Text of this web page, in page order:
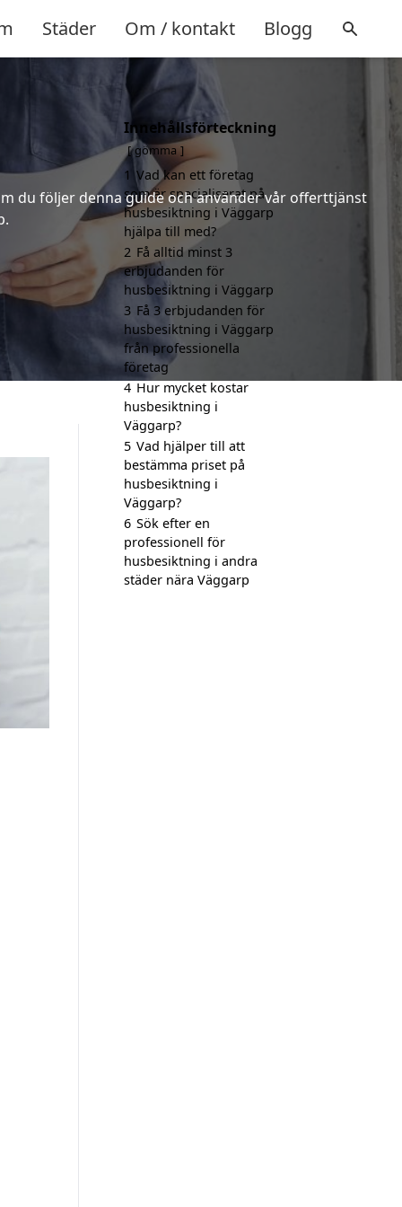
Städer Om / kontakt Blogg
du följer denna guide och använder vår offerttjänst
Innehållsförteckning
gömma
1 Vad kan ett företag
som är specialiserat på
husbesiktning i Väggarp
hjälpa till med?
2 Få alltid minst 3
erbjudanden för
husbesiktning i Väggarp
3 Få 3 erbjudanden för
husbesiktning i Väggarp
från professionella
företag
4 Hur mycket kostar
husbesiktning i
Väggarp?
5 Vad hjälper till att
bestämma priset på
husbesiktning i
Väggarp?
6 Sök efter en
professionell för
husbesiktning i andra
städer nära Väggarp